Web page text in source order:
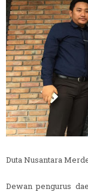
Duta Nusantara
Dewan pengurus